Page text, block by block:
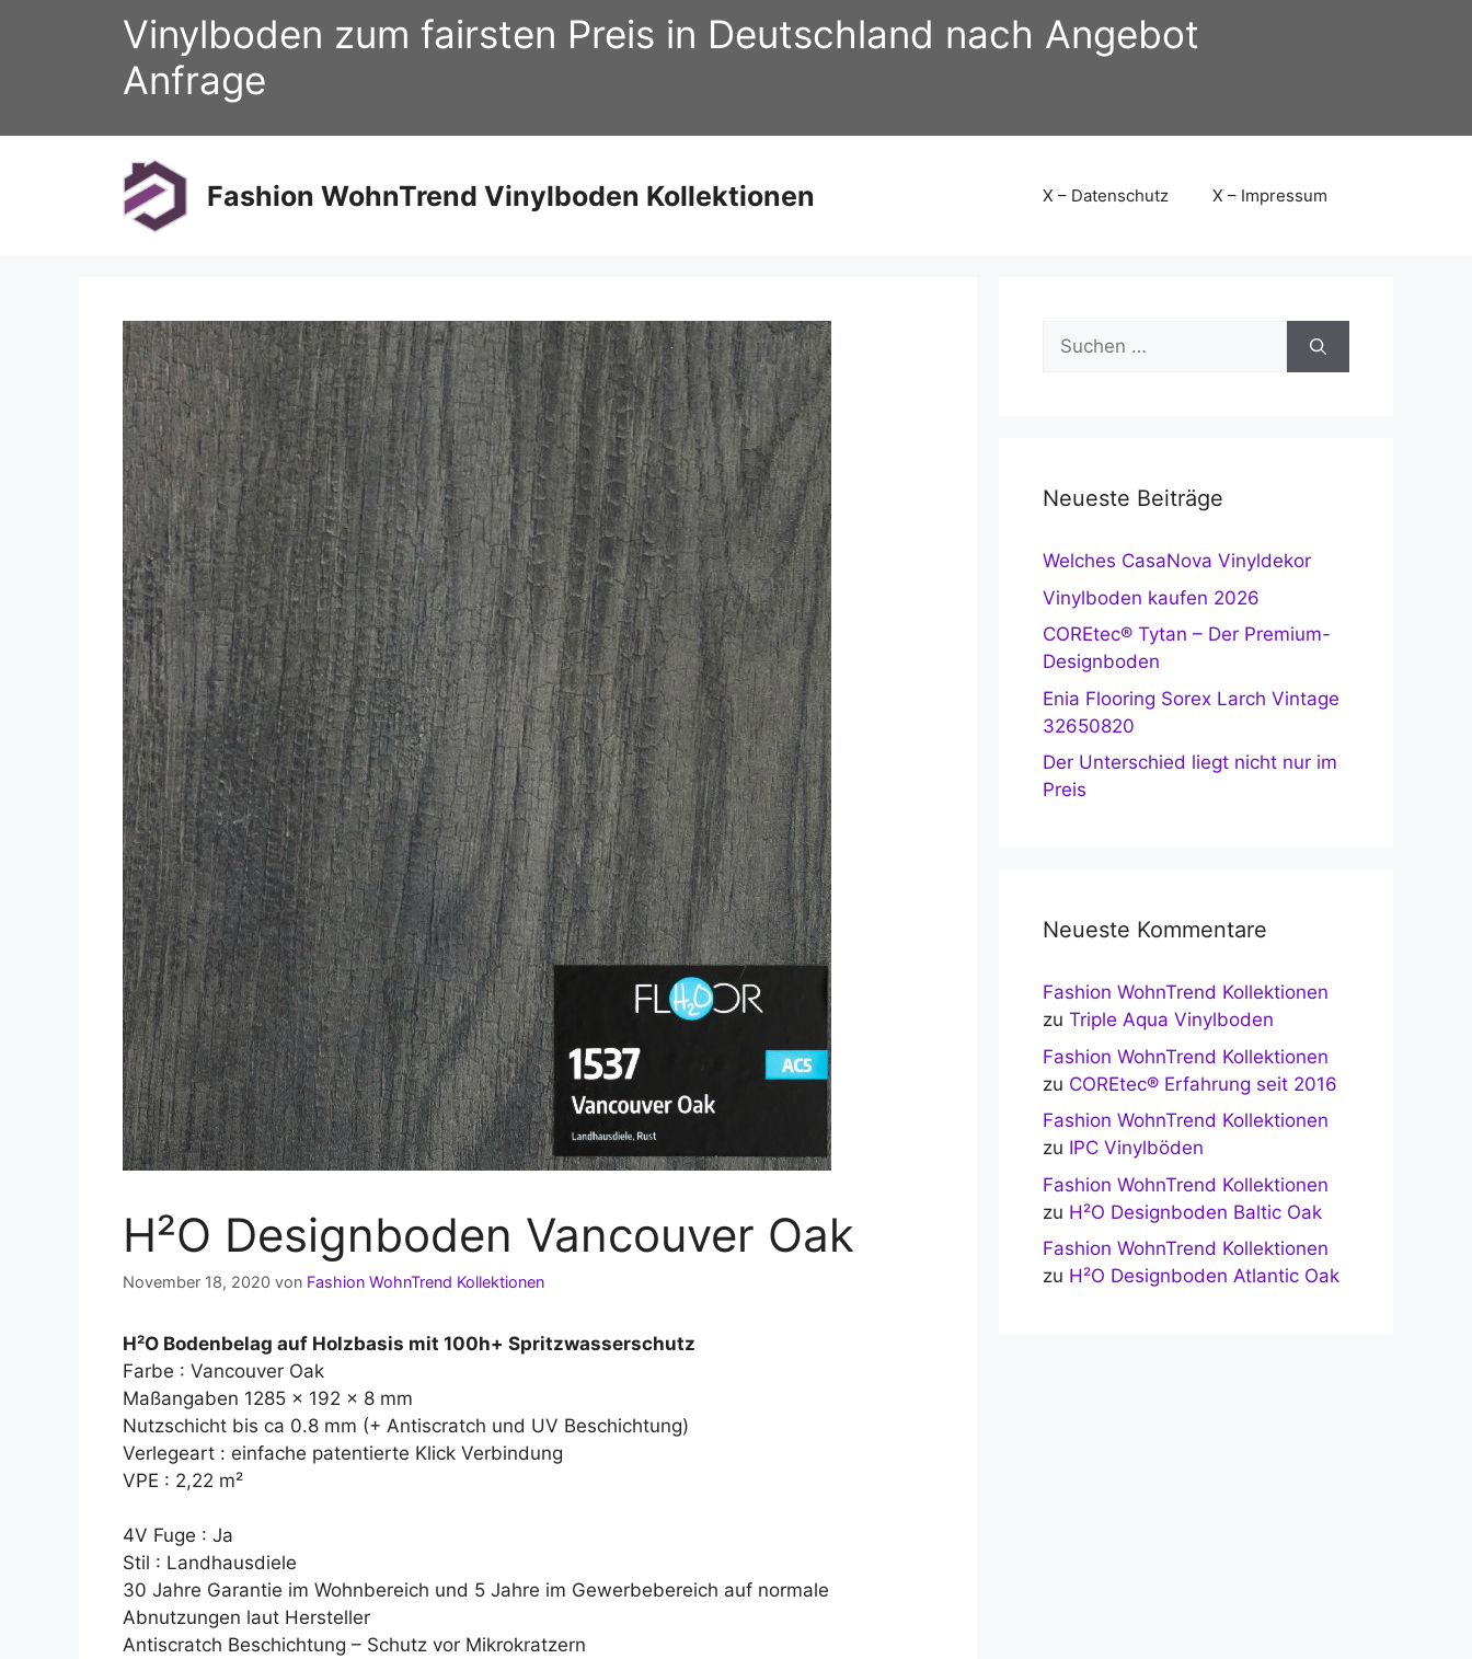
Vinylboden zum fairsten Preis in Deutschland nach Angebot
Anfrage
Fashion WohnTrend Vinylboden Kollektionen X – Datenschutz X – Impressum
H²O Designboden Vancouver Oak
November 18, 2020 von Fashion WohnTrend Kollektionen
H²O Bodenbelag auf Holzbasis mit 100h+ Spritzwasserschutz
Farbe : Vancouver Oak
Maßangaben 1285 x 192 x 8 mm
Nutzschicht bis ca 0.8 mm (+ Antiscratch und UV Beschichtung)
Verlegeart : einfache patentierte Klick Verbindung
VPE : 2,22 m²
4V Fuge : Ja
Stil : Landhausdiele
30 Jahre Garantie im Wohnbereich und 5 Jahre im Gewerbebereich auf normale
Abnutzungen laut Hersteller
Antiscratch Beschichtung – Schutz vor Mikrokratzern
Suchen
nach:
Neueste Beiträge
Welches CasaNova Vinyldekor
Vinylboden kaufen 2026
COREtec® Tytan – Der Premium-
Designboden
Enia Flooring Sorex Larch Vintage
32650820
Der Unterschied liegt nicht nur im
Preis
Neueste Kommentare
Fashion WohnTrend Kollektionen
zu Triple Aqua Vinylboden
Fashion WohnTrend Kollektionen
zu COREtec® Erfahrung seit 2016
Fashion WohnTrend Kollektionen
zu IPC Vinylböden
Fashion WohnTrend Kollektionen
zu H²O Designboden Baltic Oak
Fashion WohnTrend Kollektionen
zu H²O Designboden Atlantic Oak